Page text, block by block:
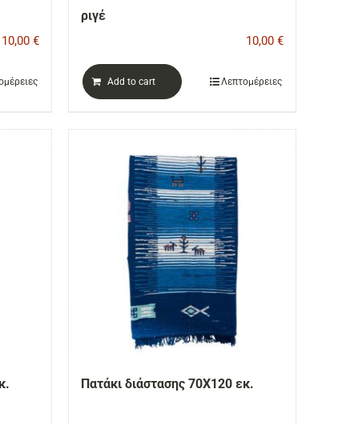
10,00 €
ριγέ
10,00 €
Add to cart Λεπτομέρειες
Πατάκι διάστασης 70Χ120 εκ.